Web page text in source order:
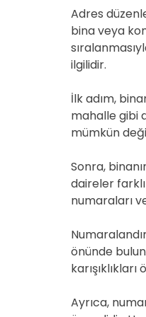
Adres
bina veya
ilgilidir.
İlk adım,
mahalle gibi
mümkün
Sonra,
daireler
numaraları
önünde
Ayrıca,